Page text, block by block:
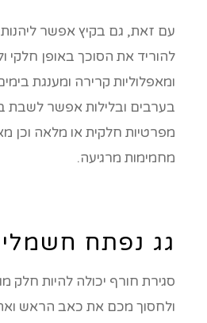
עם זאת, גם בקיץ אפשר
להוריד את הסוכך באופן חלקי
ומאפלוליות קרירה ומענגת
בערבים ובלילות אפשר לשבת
מפרטיות חלקית או מלאה וכן
מחמימות מרגיעה.
גג נפתח חשמלי
סגירת חורף יכולה להיות חלק
ולחסוך מכם את כאב הראש